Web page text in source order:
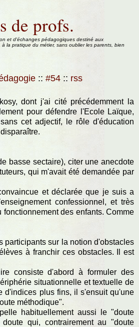
de profs.
et d'échanges pédagogiques destiné aux
la pratique du métier, sans oublier les parents, bien
:: #54 :: rss
dont j'ai cité précédemment la
pour défendre l'Ecole Laïque,
cet adjectif, le rôle d'éducation
basse sectaire), citer une anecdote
qui m'avait été demandée par
et déclarée que je suis a
confessionnel, et très
des enfants. Comme
participants sur la notion d'obstacles
à franchir ces obstacles. Il est
consiste d'abord à formuler des
situationnelle et textuelle de
d'indices plus fins, il s'ensuit qu'une
méthodique".
habituellement aussi le "doute
qui, contrairement au "doute